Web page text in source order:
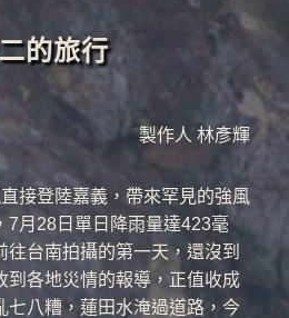
的旅行
製作人 林彥輝
接登陸嘉義，帶來罕見的強風
7月28日單日降雨量達423毫
往台南拍攝的第一天，還沒到
到各地災情的報導，正值收成
七八糟，蓮田水淹過道路，今